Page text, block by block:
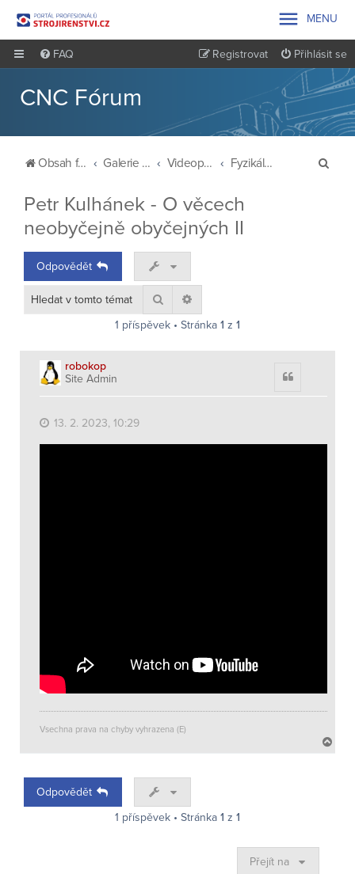
 MENU
FAQ Přihlásit se
Registrovat
CNC Fórum
Obsah fóra Galerie a knihovna Videopřednášky Fyzikální čtvrtky
Petr Kulhánek - O věcech
neobyčejně obyčejných II
Odpovědět
Hledat
1 příspěvek • Stránka 1 z 1
robokop
Site Admin
13. 2. 2023, 10:29
Vsechna prava na chyby vyhrazena (E)
a
Odpovědět
1 příspěvek • Stránka 1 z 1
Přejít na